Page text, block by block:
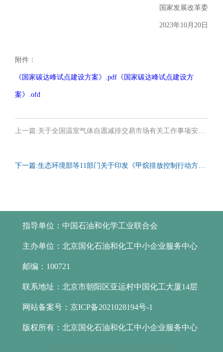
国家发展改革委
2023年10月20日
附件：
《国家碳达峰试点建设方案》.pdf 《国家碳达峰试点建设方
案》.ofd
上一篇:关于全国温室气体自愿减排交易市场有关工作事项安排的通告
下一篇:生态环境部等11部门关于印发《甲烷排放控制行动方案》的通知
指导单位： 中国石油和化学工业联合会
主办单位： 北京国化石油和化工中小企业服务中心
邮编： 100721
联系地址： 北京市朝阳区亚运村中国化工大厦14层
网站备案号： 京ICP备2021028194号-1
版权所有： 北京国化石油和化工中小企业服务中心